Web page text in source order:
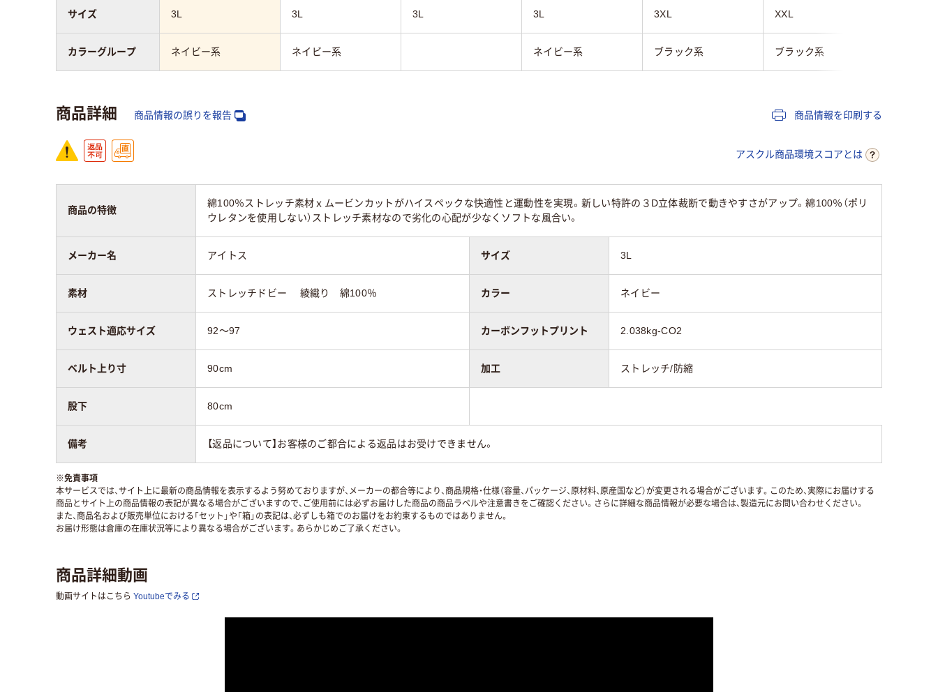
3L 3L 3L 3L 3XL XXL
ネイビー系 ネイビー系 ネイビー系 ブラック系 ブラック系
サイズ
カラーグループ
商品詳細 商品情報の誤りを報告 商品情報を印刷する
アスクル商品環境スコアとは
商品の特徴
綿100％ストレッチ素材ｘムービンカットがハイスペックな快適性と運動性を実現。新しい特許の３D立体裁断で動きやすさがアップ。綿100％（ポリ
ウレタンを使用しない）ストレッチ素材なので劣化の心配が少なくソフトな風合い。
メーカー名 アイトス サイズ 3L
素材 ストレッチドビー 綾織り 綿100％ カラー ネイビー
ウェスト適応サイズ 92～97 カーボンフットプリント 2.038kg-CO2
ベルト上り寸 90cm 加工 ストレッチ/防縮
股下 80cm
備考 【返品について】お客様のご都合による返品はお受けできません。
※免責事項
本サービスでは、サイト上に最新の商品情報を表示するよう努めておりますが、メーカーの都合等により、商品規格・仕様（容量、パッケージ、原材料、原産国など）が変更される場合がございます。このため、実際にお届けする
商品とサイト上の商品情報の表記が異なる場合がございますので、ご使用前には必ずお届けした商品の商品ラベルや注意書きをご確認ください。さらに詳細な商品情報が必要な場合は、製造元にお問い合わせください。
また、商品名および販売単位における「セット」や「箱」の表記は、必ずしも箱でのお届けをお約束するものではありません。
お届け形態は倉庫の在庫状況等により異なる場合がございます。あらかじめご了承ください。
商品詳細動画
動画サイトはこちら Youtubeでみる